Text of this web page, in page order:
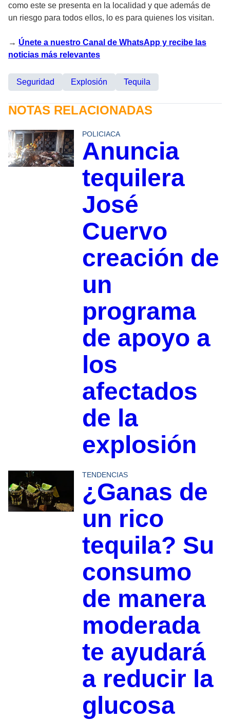
como este se presenta en la localidad y que además de
un riesgo para todos ellos, lo es para quienes los visitan.
→ Únete a nuestro Canal de WhatsApp y recibe las
noticias más relevantes
Seguridad Explosión Tequila
NOTAS RELACIONADAS
POLICIACA
Anuncia
tequilera
José
Cuervo
creación de
un
programa
de apoyo a
los
afectados
de la
explosión
TENDENCIAS
¿Ganas de
un rico
tequila? Su
consumo
de manera
moderada
te ayudará
a reducir la
glucosa